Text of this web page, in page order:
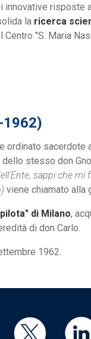
innovative risposte
la ricerca
Centro "S. Maria
1962)
ordinato sacerdote
stesso don
sappi che mi
viene chiamato alla
di Milano,
di don Carlo.
1962.